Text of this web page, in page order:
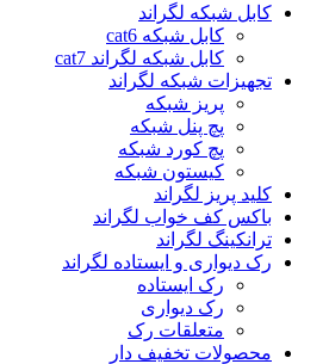
کابل شبکه لگراند
کابل شبکه cat6
کابل شبکه لگراند cat7
تجهیزات شبکه لگراند
پریز شبکه
پچ پنل شبکه
پچ کورد شبکه
کیستون شبکه
کلید پریز لگراند
باکس کف خواب لگراند
ترانکینگ لگراند
رک دیواری و ایستاده لگراند
رک ایستاده
رک دیواری
متعلقات رک
محصولات تخفیف دار